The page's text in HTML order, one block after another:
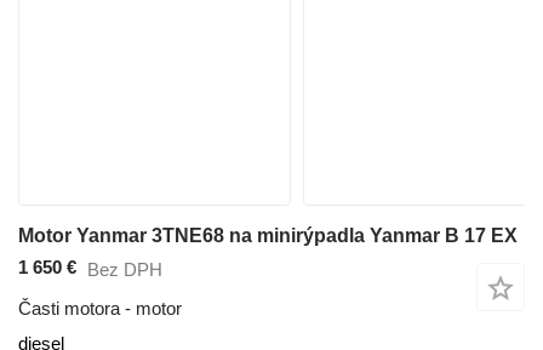
Motor Yanmar 3TNE68 na minirýpadla Yanmar B 17 EX
1 650 € Bez DPH
Časti motora - motor
diesel